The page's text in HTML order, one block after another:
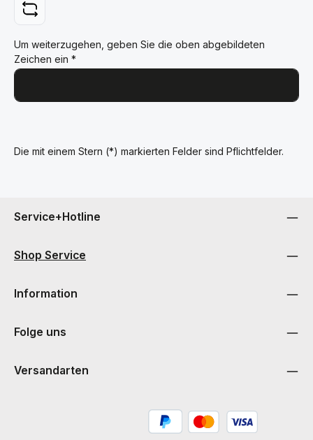
Um weiterzugehen, geben Sie die oben abgebildeten
Zeichen ein *
Die mit einem Stern (*) markierten Felder sind Pflichtfelder.
Service+Hotline
Shop Service
Information
Folge uns
Versandarten